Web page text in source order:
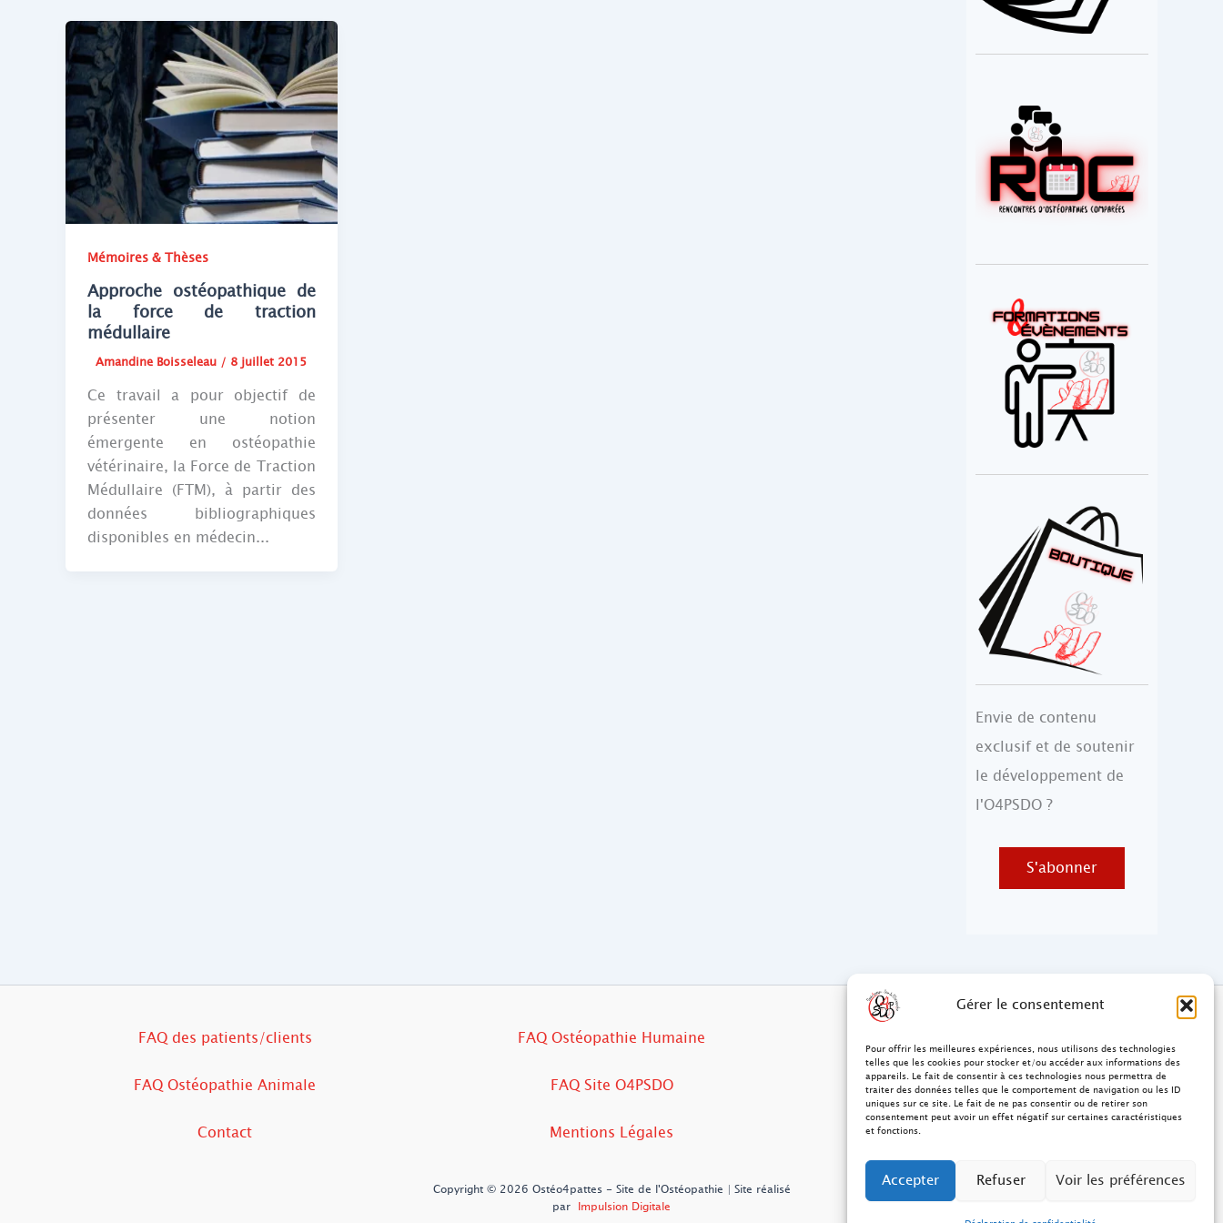
Gérer le consentement
Pour offrir les meilleures expériences, nous utilisons des technologies
telles que les cookies pour stocker et/ou accéder aux informations des
appareils. Le fait de consentir à ces technologies nous permettra de
traiter des données telles que le comportement de navigation ou les ID
uniques sur ce site. Le fait de ne pas consentir ou de retirer son
consentement peut avoir un effet négatif sur certaines caractéristiques
et fonctions.
Accepter Refuser Voir les préférences
Mémoires & Thèses
Approche ostéopathique de
la force de traction
médullaire
Amandine Boisseleau / 8 juillet 2015
Ce travail a pour objectif de
présenter une notion
émergente en ostéopathie
vétérinaire, la Force de Traction
Médullaire (FTM), à partir des
données bibliographiques
disponibles en médecin...
Envie de contenu
exclusif et de soutenir
le développement de
l'O4PSDO ?
S'abonner
FAQ des patients/clients
FAQ Ostéopathie Animale
Contact
FAQ Ostéopathie Humaine
FAQ Site O4PSDO
Mentions Légales
Copyright © 2026 Ostéo4pattes - Site de l'Ostéopathie | Site réalisé
par Impulsion Digitale